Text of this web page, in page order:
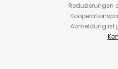
Reduzierungen
Abmeldung ist